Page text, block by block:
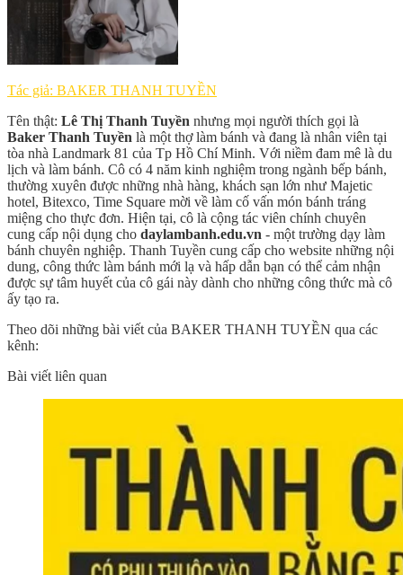
Tác giả: BAKER THANH TUYỀN
Tên thật: Lê Thị Thanh Tuyền nhưng mọi người thích gọi là
Baker Thanh Tuyền là một thợ làm bánh và đang là nhân viên tại
tòa nhà Landmark 81 của Tp Hồ Chí Minh. Với niềm đam mê là du
lịch và làm bánh. Cô có 4 năm kinh nghiệm trong ngành bếp bánh,
thường xuyên được những nhà hàng, khách sạn lớn như Majetic
hotel, Bitexco, Time Square mời về làm cố vấn món bánh tráng
miệng cho thực đơn. Hiện tại, cô là cộng tác viên chính chuyên
cung cấp nội dụng cho daylambanh.edu.vn - một trường dạy làm
bánh chuyên nghiệp. Thanh Tuyền cung cấp cho website những nội
dung, công thức làm bánh mới lạ và hấp dẫn bạn có thể cảm nhận
được sự tâm huyết của cô gái này dành cho những công thức mà cô
ấy tạo ra.
Theo dõi những bài viết của BAKER THANH TUYỀN qua các
kênh:
Bài viết liên quan